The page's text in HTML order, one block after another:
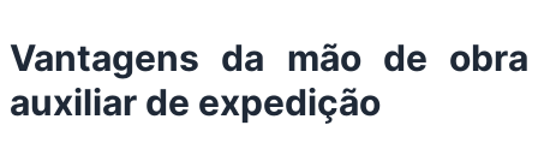
Vantagens da mão de obra
auxiliar de expedição